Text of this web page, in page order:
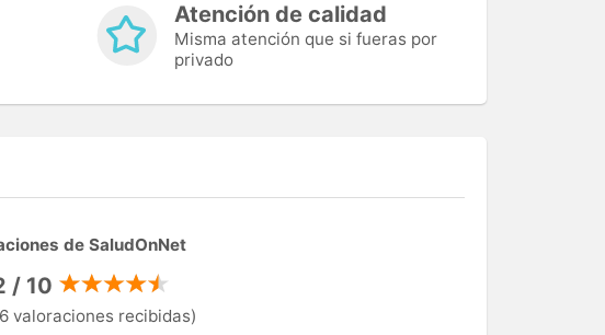
Atención de calidad
Misma atención que si fueras por
privado
de SaludOnNet
/ 10
valoraciones recibidas)